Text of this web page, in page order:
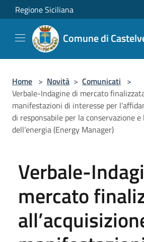
Salta al contenuto principale
Regione Siciliana
Comune di
Home > Novità > Comunicati >
Verbale-Indagine di mercato
manifestazioni di interesse per
di responsabile per la conservazione e
dell’energia (Energy Manager)
Verbale-
mercato